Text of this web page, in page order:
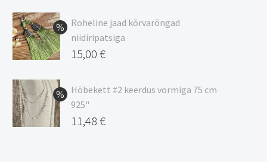
9,00 €
kuni
20,44 €
Roheline jaad kõrvarõngad
niidiripatsiga
Algne
oli:
17,00 €.
15,00 €
hind
on:
15,00 €.
Hõbekett #2 keerdus vormiga 75 cm
925"
Algne
11,48 €